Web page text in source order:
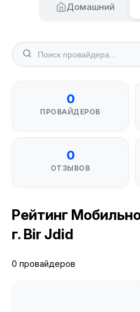
Домашний
0
ПРОВАЙДЕРОВ
0
ОТЗЫВОВ
Рейтинг
г. Bir Jdid
0 провайдеров